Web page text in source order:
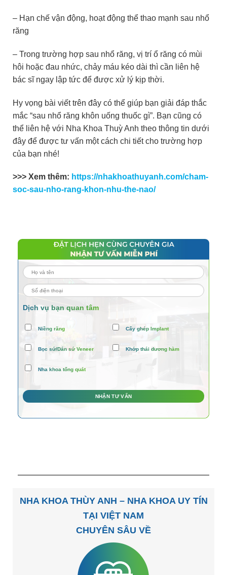
– Hạn chế vận động, hoạt động thể thao mạnh sau nhổ
răng
– Trong trường hợp sau nhổ răng, vị trí ổ răng có mùi
hôi hoặc đau nhức, chảy máu kéo dài thì cần liên hệ
bác sĩ ngay lập tức để được xử lý kịp thời.
Hy vọng bài viết trên đây có thể giúp bạn giải đáp thắc
mắc “sau nhổ răng khôn uống thuốc gì”. Bạn cũng có
thể liên hệ với Nha Khoa Thuỳ Anh theo thông tin dưới
đây để được tư vấn một cách chi tiết cho trường hợp
của bạn nhé!
>>> Xem thêm: https://nhakhoathuyanh.com/cham-
soc-sau-nho-rang-khon-nhu-the-nao/
Dịch vụ bạn quan tâm
Niềng răng Cấy ghép Implant
Bọc sứ/Dán sứ Veneer Khớp thái dương hàm
Nha khoa tổng quát
NHA KHOA THÙY ANH – NHA KHOA UY TÍN
TẠI VIỆT NAM
CHUYÊN SÂU VỀ